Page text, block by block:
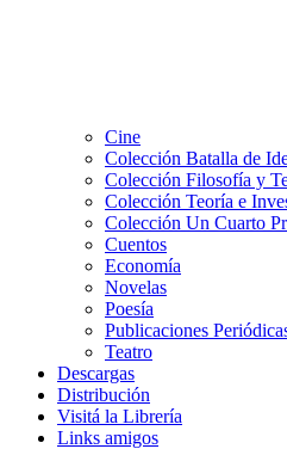
Cine
Colección Batalla de
Colección Filosofía y
Colección Teoría e
Colección Un Cuarto
Cuentos
Economía
Novelas
Poesía
Publicaciones
Teatro
Descargas
Distribución
Visitá la Librería
Links amigos